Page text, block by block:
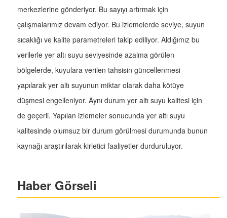
merkezlerine gönderiyor. Bu sayıyı artırmak için
çalışmalarımız devam ediyor. Bu izlemelerde seviye, suyun
sıcaklığı ve kalite parametreleri takip ediliyor. Aldığımız bu
verilerle yer altı suyu seviyesinde azalma görülen
bölgelerde, kuyulara verilen tahsisin güncellenmesi
yapılarak yer altı suyunun miktar olarak daha kötüye
düşmesi engelleniyor. Aynı durum yer altı suyu kalitesi için
de geçerli. Yapılan izlemeler sonucunda yer altı suyu
kalitesinde olumsuz bir durum görülmesi durumunda bunun
kaynağı araştırılarak kirletici faaliyetler durduruluyor.
Haber Görseli